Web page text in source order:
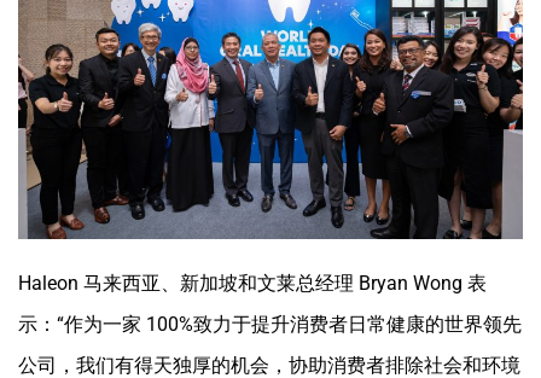
Haleon 马来西亚、新加坡和文莱总经理 Bryan Wong 表
示：“作为一家 100%致力于提升消费者日常健康的世界领先
公司，我们有得天独厚的机会，协助消费者排除社会和环境